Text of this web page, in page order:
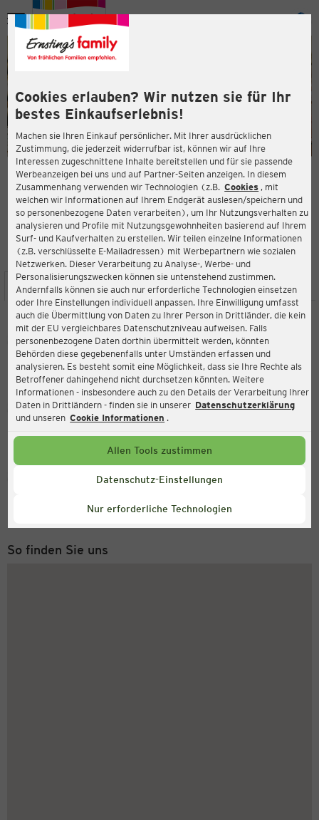
Cookies erlauben? Wir nutzen sie für Ihr
bestes Einkaufserlebnis!
Machen sie Ihren Einkauf persönlicher. Mit Ihrer ausdrücklichen
Zustimmung, die jederzeit widerrufbar ist, können wir auf Ihre
Interessen zugeschnittene Inhalte bereitstellen und für sie passende
Werbeanzeigen bei uns und auf Partner-Seiten anzeigen. In diesem
Zusammenhang verwenden wir Technologien (z.B. Cookies , mit
welchen wir Informationen auf Ihrem Endgerät auslesen/speichern und
so personenbezogene Daten verarbeiten), um Ihr Nutzungsverhalten zu
analysieren und Profile mit Nutzungsgewohnheiten basierend auf Ihrem
Surf- und Kaufverhalten zu erstellen. Wir teilen einzelne Informationen
(z.B. verschlüsselte E-Mailadressen) mit Werbepartnern wie sozialen
Netzwerken. Dieser Verarbeitung zu Analyse-, Werbe- und
Personalisierungszwecken können sie untenstehend zustimmen.
Andernfalls können sie auch nur erforderliche Technologien einsetzen
oder Ihre Einstellungen individuell anpassen. Ihre Einwilligung umfasst
auch die Übermittlung von Daten zu Ihrer Person in Drittländer, die kein
mit der EU vergleichbares Datenschutzniveau aufweisen. Falls
personenbezogene Daten dorthin übermittelt werden, könnten
Behörden diese gegebenenfalls unter Umständen erfassen und
analysieren. Es besteht somit eine Möglichkeit, dass sie Ihre Rechte als
Betroffener dahingehend nicht durchsetzen könnten. Weitere
Informationen - insbesondere auch zu den Details der Verarbeitung Ihrer
Daten in Drittländern - finden sie in unserer Datenschutzerklärung
und unseren Cookie Informationen .
Allen Tools zustimmen
Datenschutz-Einstellungen
Nur erforderliche Technologien
Menü
ERNSTING'S FAMILY FILIALE
Äußere Bayreuther Str. 80
90491 Nürnberg
4,0
Bewertung:
STANDORT SERVICES SORTIMENT AKTIONEN
Ernsting's family
Äußere Bayreuther Str. 80, 90491 Nürnberg
Aktuell:
Geöffnet
Service Hotline
Montag bis Freitag 8-18 Uhr
So finden Sie uns